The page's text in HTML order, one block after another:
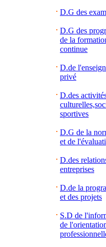
D.G des
D.G des
de la
continue
D.de
privé
D.des
sportives
D.G de la
et de
D.des
entreprises
D.de la
et des projets
S.D de
de